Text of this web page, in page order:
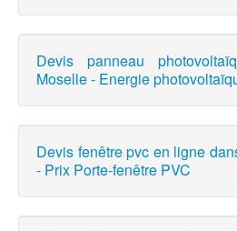
Devis panneau
Moselle - Energie
Devis fenêtre pvc en ligne
- Prix Porte-fenêtre PVC